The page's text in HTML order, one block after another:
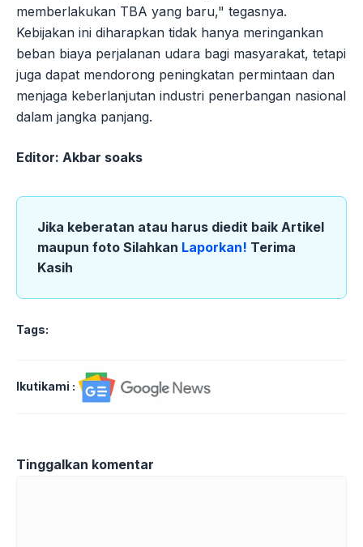
memberlakukan TBA yang baru," tegasnya.
Kebijakan ini diharapkan tidak hanya meringankan
beban biaya perjalanan udara bagi masyarakat, tetapi
juga dapat mendorong peningkatan permintaan dan
menjaga keberlanjutan industri penerbangan nasional
dalam jangka panjang.
Editor: Akbar soaks
Jika keberatan atau harus diedit baik Artikel
maupun foto Silahkan Laporkan! Terima
Kasih
Tags:
Ikutikami :
Tinggalkan komentar